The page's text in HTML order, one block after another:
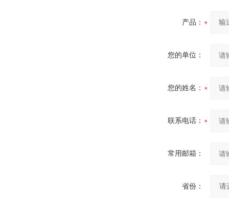
产品：
您的单位：
您的姓名：
联系电话：
常用邮箱：
省份：